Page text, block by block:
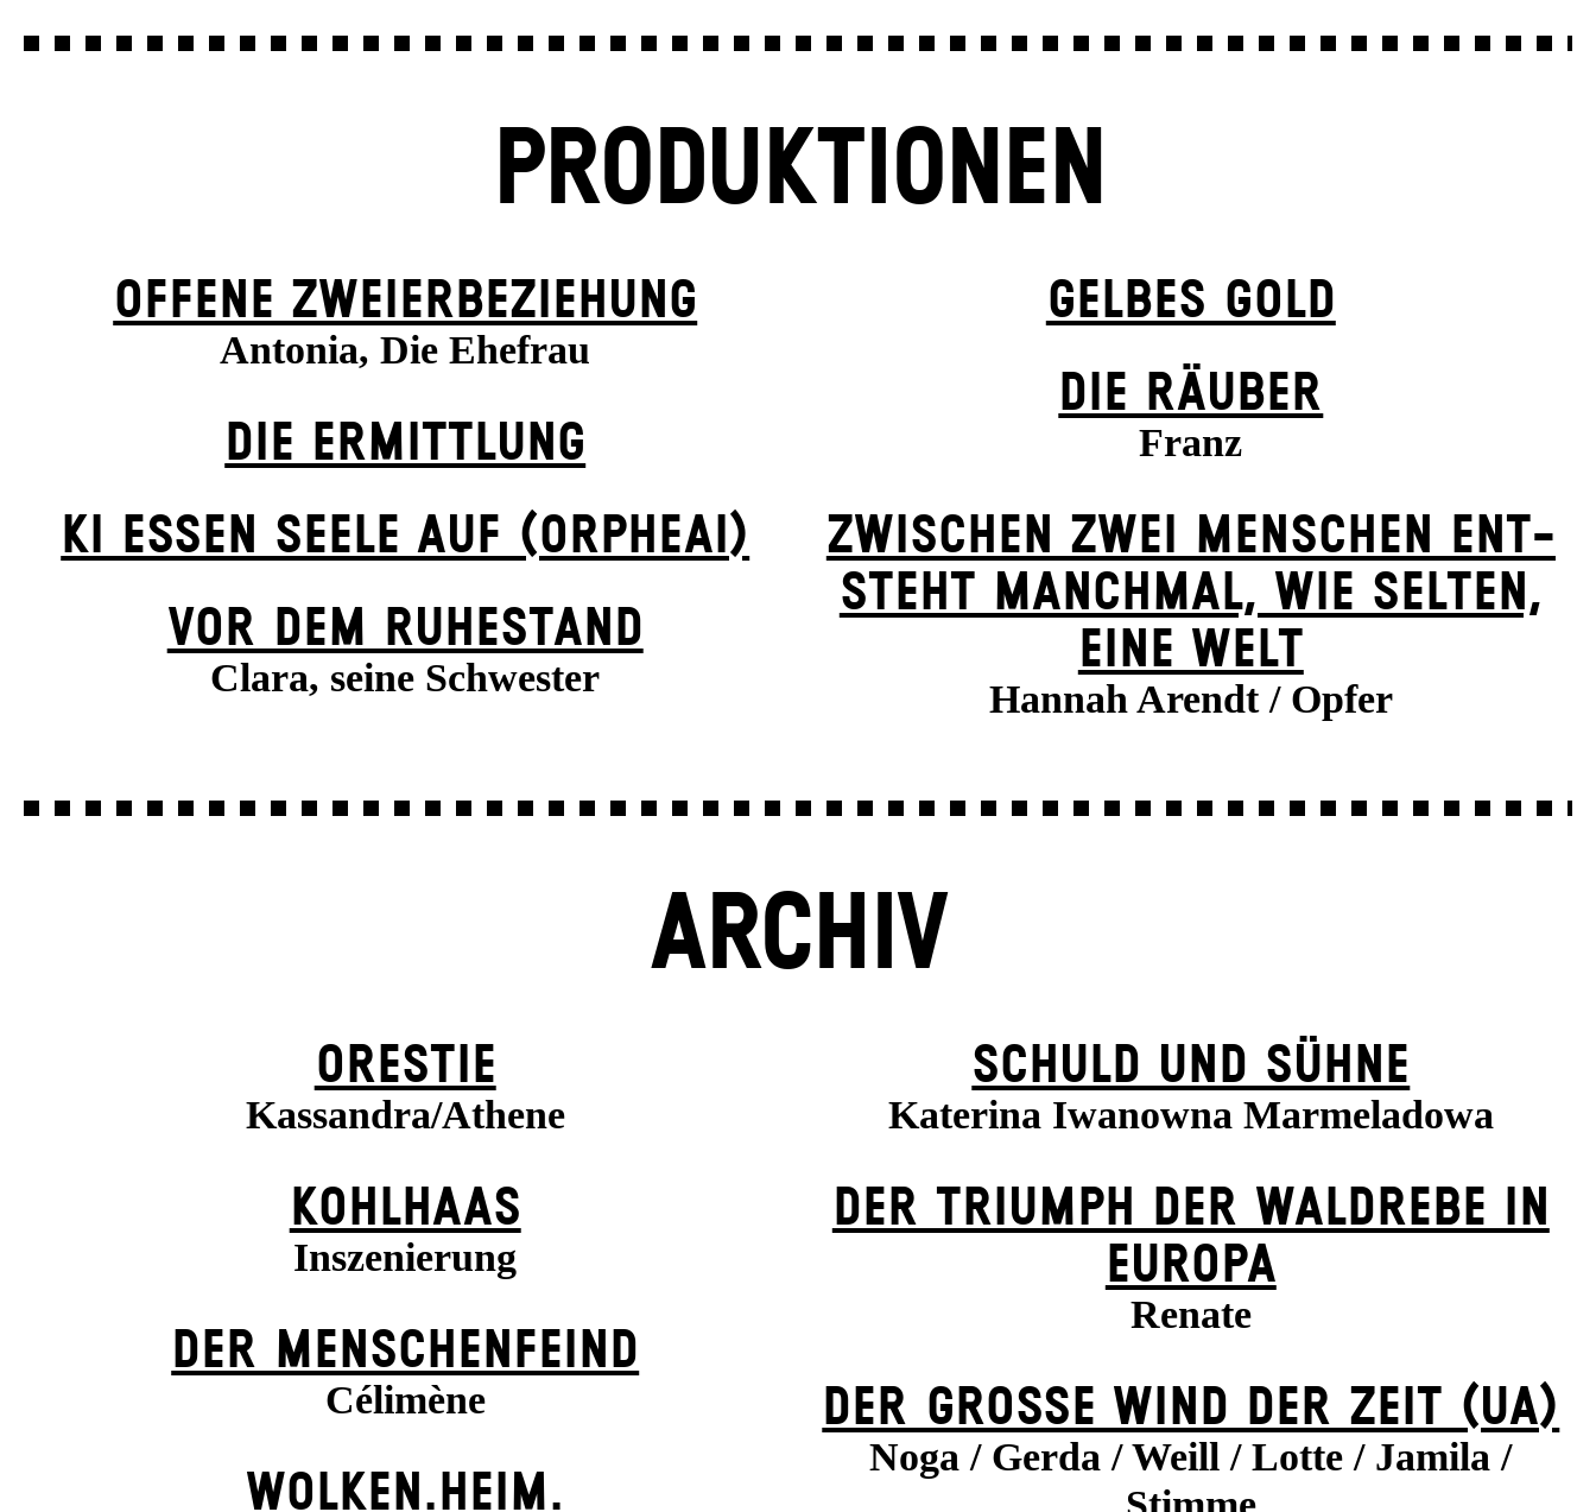
PRODUKTIONEN
OFFENE ZWEIER­BEZIEHUNG
Antonia, Die Ehefrau
DIE ERMITTLUNG
KI ESSEN SEELE AUF (ORPHEAI)
VOR DEM RUHESTAND
Clara, seine Schwester
GELBES GOLD
DIE RÄUBER
Franz
ZWISCHEN ZWEI MENSCHEN ENT­
STEHT MANCH­MAL, WIE SELTEN,
EINE WELT
Hannah Arendt / Opfer
ARCHIV
ORESTIE
Kassandra/Athene
KOHLHAAS
Inszenierung
DER MENSCHENFEIND
Célimène
WOLKEN.HEIM.
SCHULD UND SÜHNE
Katerina Iwanowna Marmeladowa
DER TRIUMPH DER WALDREBE IN
EUROPA
Renate
DER GROSSE WIND DER ZEIT (UA)
Noga / Gerda / Weill / Lotte / Jamila /